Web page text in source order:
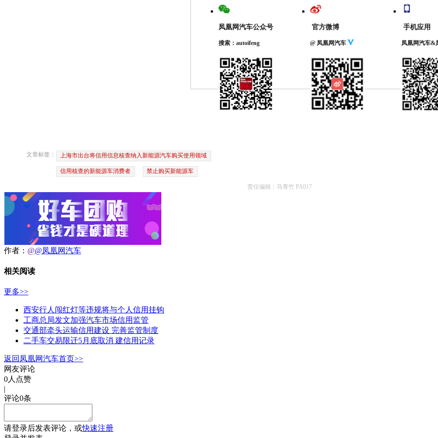
凤凰网汽车公众号
搜索：autoifeng
官方微博
@ 凤凰网汽车
手机应用
凤凰网汽车&
文章标签： 上海市出台将信用信息核查纳入新能源汽车购买使用领域
信用核查的新能源车消费者 禁止购买新能源车
责任编辑：马青竹 PA017
作者： @@凤凰网汽车
相关阅读
更多>>
西安行人闯红灯等违规将与个人信用挂钩
工商总局发文加强汽车市场信用监管
交通部牵头运输信用建设 完善监管制度
二手车交易限迁5月底取消 建信用记录
返回凤凰网汽车首页>>
网友评论
0人点赞
|
评论0条
请登录后发表评论，或快速注册